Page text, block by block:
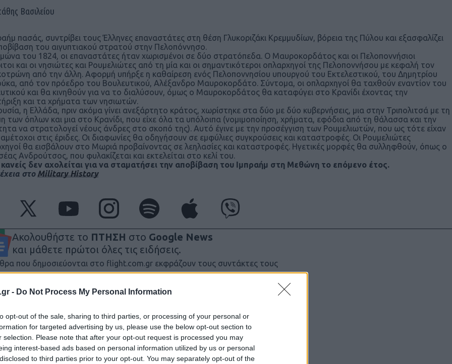
- Do Not Process My Personal Information
opt-out of the sale, sharing to third parties, or processing of your personal or
for targeted advertising by us, please use the below opt-out section to
selection. Please note that after your opt-out request is processed you may
interest-based ads based on personal information utilized by us or personal
to third parties prior to your opt-out. You may separately opt-out of the
Βασιλείου
πασάς, συντρίβει τους Έλληνες επαναστάτες στη θέση Γλυκοριζάκι Κρεμμυδίων, βόρεια της Πύλου και εξασφαλίζει
του αιγυπτιακού στρατού στην Πελοπόννησο.
του 1824, οι επαναστάτες ήταν χωρισμένοι σε δύο στρατόπεδα. Ο Μαυροκορδάτος και οι Πελοποννήσιοι
και οι νησιώτες και Ρουμελιώτες από τη μία και οι σημαντικότεροι οπλαρχηγοί της Πελοποννήσου με κεφαλή τον
από την άλλη. Αφορμή υπήρξε η καθαίρεση ενός Πελοποννησίου υπουργού του Εκτελεστικού, του Δημητρίου
από τον πρόεδρο του Βουλευτικού, Αλέξανδρο Μαυροκορδάτο. Σύντομα, οι οπλαρχηγοί θα ταχθούν εναντίον του
και θα κινηθούν για να το διαλύσουν, όμως ο Μαυροκορδάτος θα καταφύγει στο Κρανίδι έχοντας την
και τα χρήματα των νησιωτών.
η Ελλάδα, πριν ακόμα γίνει ανεξάρτητο κράτος, χωρίστηκε στα δύο με δύο κυβερνήσεις, μια στην Τριπολιτσά με τη
των όπλων και μια στο Κρανίδι, που είχε όλα τα υπόλοιπα (νομιμοποίηση, χρήματα, εφόδια από τη θάλασσα και την
να στρατολογεί νέους άνδρες στο σκοπό της). Αυτό έγινε με την προσέγγιση των Ρουμελιωτών, που ως τότε είχαν
αμέτοχοι στις έριδες. Οι διαφωνίες θα οδηγήσουν σε εμφύλιες συγκρούσεις και καταστροφές. Οι Ρουμελιώτες
θα εισβάλουν στο Μωριά προβαίνοντας σε λεηλασίες και καταστροφές. Ηγετικές μορφές θα συλληφθούν, όπως ο
Ανδρούτσος, που φυλακίζεται και εκτελείται στο κελί του.
δεν αχολείται για να σταματήσει την αποβίβαση του Ιμπραήμ στη Μεθώνη το επόμενο έτος.
στο Military History
Ακολουθήστε το ΠΤΗΣΗ στο Google News
και μάθετε πρώτοι όλες τις ειδήσεις.
που δημοσιεύονται στο flight.com.gr εκφράζουν τους συντάκτες τους
Σε αντίθετη περίπτωση θα λαμβάνονται νομικά μέτρα. Ο ιστότοπος
τους.